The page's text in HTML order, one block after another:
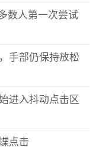
数人第一次尝试
手部仍保持放松
进入抖动点击区
点击